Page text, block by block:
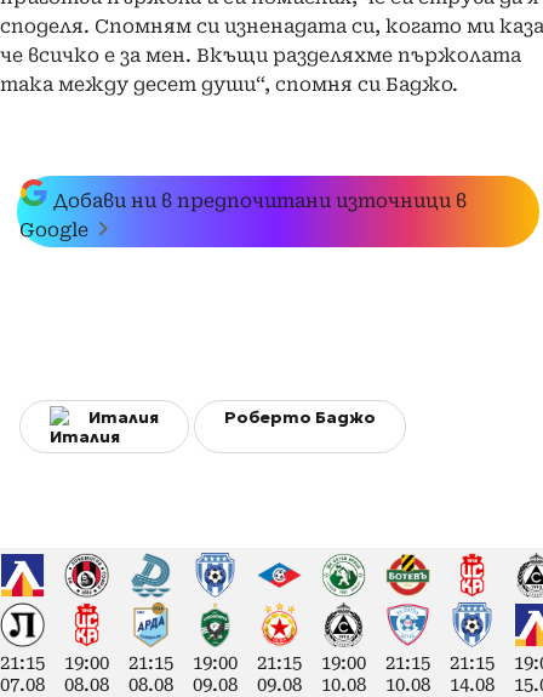
споделя. Спомням си изненадата си, когато ми
че всичко е за мен. Вкъщи разделяхме пържолата
така между десет души“, спомня си Баджо.
Добави ни в предпочитани източници в
Google
Италия Роберто Баджо
21:15
07.08
19:00
08.08
21:15
08.08
19:00
09.08
21:15
09.08
19:00
10.08
21:15
10.08
21:15
14.08